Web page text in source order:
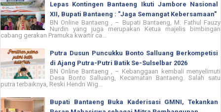
Lepas Kontingen Bantaeng Ikuti Jambore Nasional
XII, Bupati Bantaeng : "Jaga Semangat Kebersamaan"
BN Online Bantaeng , – Bupati Bantaeng, M. Fathul Fauzy
Nurdin yang juga merupakan Ketua majelis bimbingan
cabang gerakan Pramuka kwartir ca...
Putra Dusun Puncukku Bonto Salluang Berkompetisi
di Ajang Putra-Putri Batik Se-Sulselbar 2026
BN Online Bantaeng , – Kebanggaan kembali menyelimuti
Desa Bonto Salluang, Kecamatan Bantaeng. Salah satu
putra terbaiknya, Reski Hendri Wig...
Bupati Bantaeng Buka Kaderisasi GMNI, Tekankan